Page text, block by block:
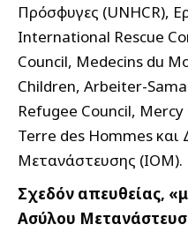
Πρόσφυγες (UNHCR),
International Rescue
Council, Medecins du
Children, Arbeiter-
Refugee Council, Mercy
Terre des Hommes και
Μετανάστευσης (ΙΟΜ).
Σχεδόν απευθείας,
Ασύλου